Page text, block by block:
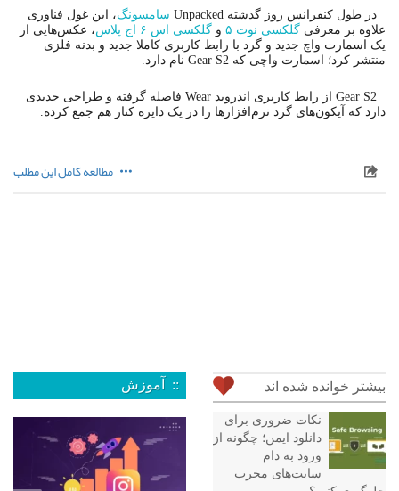
در طول کنفرانس روز گذشته Unpacked سامسونگ، این غول فناوری
علاوه بر معرفی گلکسی نوت ۵ و گلکسی اس ۶ اج پلاس
، عکس‌هایی از
یک اسمارت واچ جدید و گرد با رابط کاربری کاملا جدید و بدنه فلزی
منتشر کرد؛ اسمارت واچی که Gear S2 نام دارد.
Gear S2 از رابط کاربری اندروید Wear فاصله گرفته و طراحی جدیدی
دارد که آیکون‌های گرد نرم‌افزارها را در یک دایره کنار هم جمع کرده.
مطالعه کامل این مطلب
بیشتر خوانده شده اند
نکات ضروری برای
دانلود ایمن؛ چگونه از
ورود به دام
سایت‌های مخرب
:: آموزش